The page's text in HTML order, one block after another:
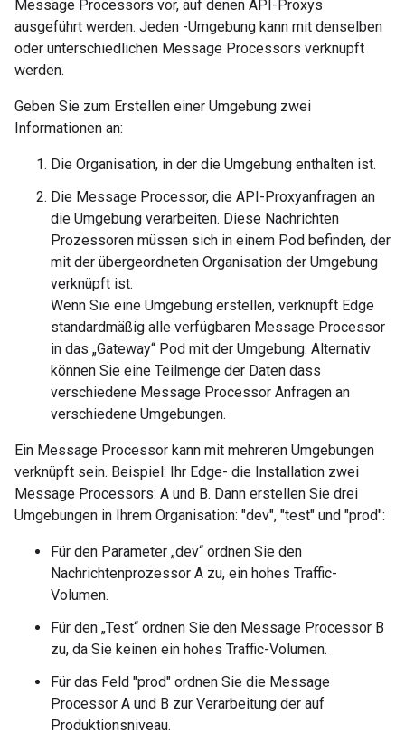
Message Processors vor, auf denen API-Proxys
ausgeführt werden. Jeden -Umgebung kann mit denselben
oder unterschiedlichen Message Processors verknüpft
werden.
Geben Sie zum Erstellen einer Umgebung zwei
Informationen an:
Die Organisation, in der die Umgebung enthalten ist.
Die Message Processor, die API-Proxyanfragen an
die Umgebung verarbeiten. Diese Nachrichten
Prozessoren müssen sich in einem Pod befinden, der
mit der übergeordneten Organisation der Umgebung
verknüpft ist.
Wenn Sie eine Umgebung erstellen, verknüpft Edge
standardmäßig alle verfügbaren Message Processor
in das „Gateway“ Pod mit der Umgebung. Alternativ
können Sie eine Teilmenge der Daten dass
verschiedene Message Processor Anfragen an
verschiedene Umgebungen.
Ein Message Processor kann mit mehreren Umgebungen
verknüpft sein. Beispiel: Ihr Edge- die Installation zwei
Message Processors: A und B. Dann erstellen Sie drei
Umgebungen in Ihrem Organisation: "dev", "test" und "prod":
Für den Parameter „dev“ ordnen Sie den
Nachrichtenprozessor A zu, ein hohes Traffic-
Volumen.
Für den „Test“ ordnen Sie den Message Processor B
zu, da Sie keinen ein hohes Traffic-Volumen.
Für das Feld "prod" ordnen Sie die Message
Processor A und B zur Verarbeitung der auf
Produktionsniveau.